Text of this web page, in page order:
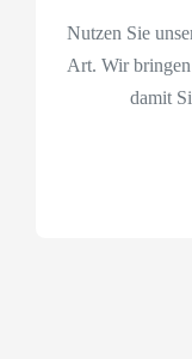
Nutzen Sie
Art. Wir
damit